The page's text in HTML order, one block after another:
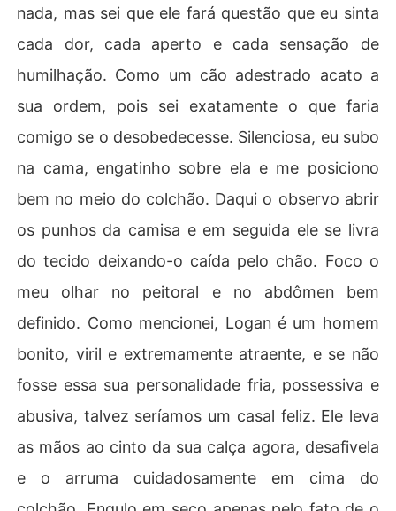
nada, mas sei que ele fará questão que eu sinta
cada dor, cada aperto e cada sensação de
humilhação. Como um cão adestrado acato a
sua ordem, pois sei exatamente o que faria
comigo se o desobedecesse. Silenciosa, eu subo
na cama, engatinho sobre ela e me posiciono
bem no meio do colchão. Daqui o observo abrir
os punhos da camisa e em seguida ele se livra
do tecido deixando-o caída pelo chão. Foco o
meu olhar no peitoral e no abdômen bem
definido. Como mencionei, Logan é um homem
bonito, viril e extremamente atraente, e se não
fosse essa sua personalidade fria, possessiva e
abusiva, talvez seríamos um casal feliz. Ele leva
as mãos ao cinto da sua calça agora, desafivela
e o arruma cuidadosamente em cima do